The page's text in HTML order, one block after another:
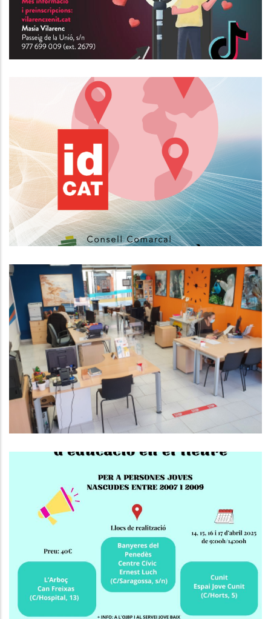
Nou Horari Del Servei D'expedició
De Certificats Electrònics IdCAT
EL CONSELL COMARCAL DEL BAIX
PENEDÈS DÓNA SERVEI ALS
MUNICIPIS EN L’ÀMBIT DE
L’HABITATGE I EL CONSUM
Altres
Curs De Premonitors/es
D'Educació En El Lleure!
Joventut